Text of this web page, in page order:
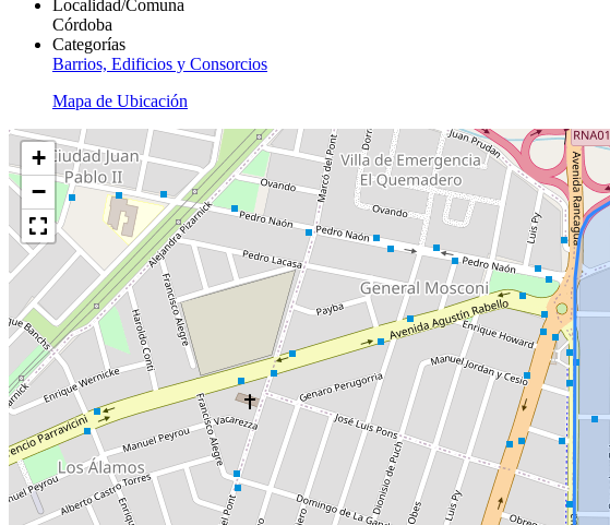
Localidad/Comuna
Córdoba
Categorías
Barrios, Edificios y Consorcios
Mapa de Ubicación
+
−